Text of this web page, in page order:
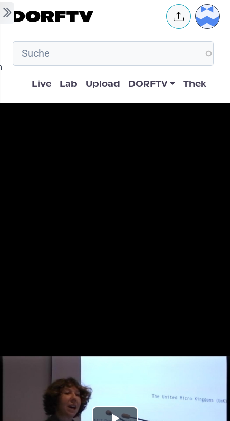
Skip to main content User
Hauptnavigation
Live Lab Upload DORFTV Thek